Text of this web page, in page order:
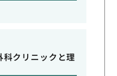
クリニックと理